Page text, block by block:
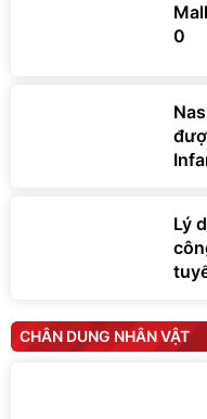
0
Lý
CHÂN DUNG NHÂN VẬT